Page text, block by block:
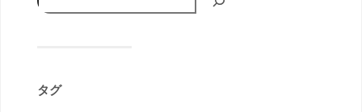
タグ